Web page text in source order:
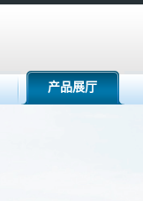
产品展厅